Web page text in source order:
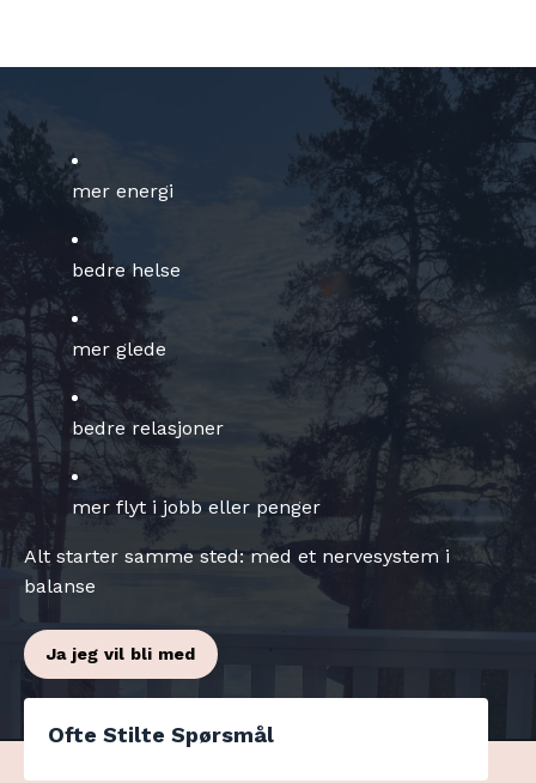
mer energi
bedre helse
mer glede
bedre relasjoner
mer flyt i jobb eller penger
Alt starter samme sted: med et nervesystem i
balanse
Ja jeg vil bli med
Ofte Stilte Spørsmål